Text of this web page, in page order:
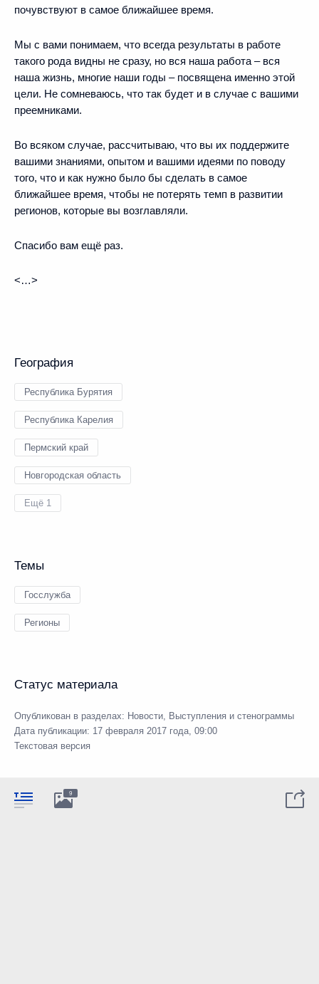
почувствуют в самое ближайшее время.
Мы с вами понимаем, что всегда результаты в работе
такого рода видны не сразу, но вся наша работа – вся
наша жизнь, многие наши годы – посвящена именно этой
цели. Не сомневаюсь, что так будет и в случае с вашими
преемниками.
Во всяком случае, рассчитываю, что вы их поддержите
вашими знаниями, опытом и вашими идеями по поводу
того, что и как нужно было бы сделать в самое
ближайшее время, чтобы не потерять темп в развитии
регионов, которые вы возглавляли.
Спасибо вам ещё раз.
<…>
География
Республика Бурятия
Республика Карелия
Пермский край
Новгородская область
Ещё 1
Темы
Госслужба
Регионы
Статус материала
Опубликован в разделах: Новости
Выступления и стенограммы
Дата публикации: 17 февраля 2017 года, 09:00
Текстовая версия
9